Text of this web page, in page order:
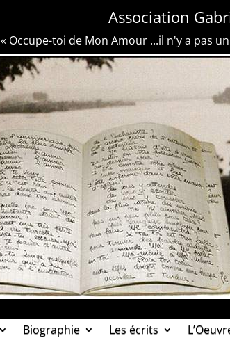
Association
« Occupe-toi de Mon Amour ...il n'y a pas
Biographie Les écrits